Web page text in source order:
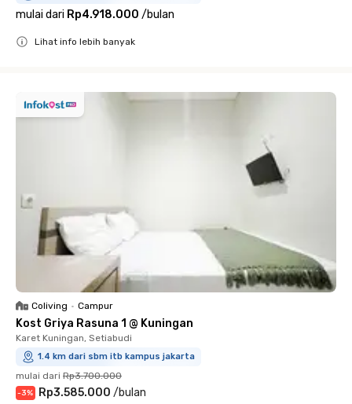
mulai dari Rp4.918.000 /bulan
Lihat info lebih banyak
Coliving • Campur
Kost Griya Rasuna 1 @ Kuningan
Karet Kuningan, Setiabudi
1.4 km dari sbm itb kampus jakarta
mulai dari Rp3.700.000
-3% Rp3.585.000 /bulan